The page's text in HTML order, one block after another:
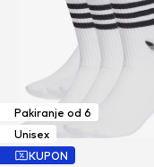
Pakiranje od 6
Unisex
KUPON